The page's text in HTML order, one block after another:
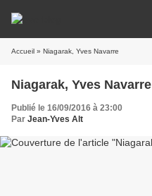
Accueil » Niagarak, Yves Navarre
Niagarak, Yves Navarre
Publié le 16/09/2016 à 23:00
Par Jean-Yves Alt